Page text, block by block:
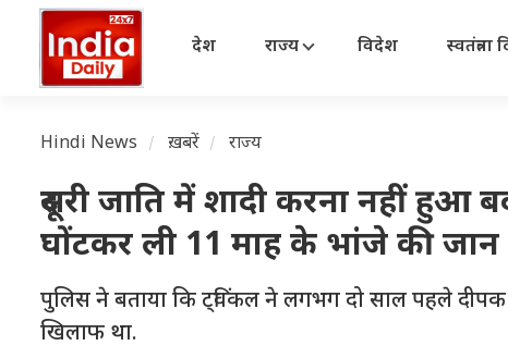
देश राज्य विदेश स्वतंत्रता
Hindi News ख़बरें राज्य
दूसरी जाति में शादी करना नहीं हुआ
घोंटकर ली 11 माह के भांजे की जान
पुलिस ने बताया कि ट्विंकल ने लगभग दो साल पहले
खिलाफ था.